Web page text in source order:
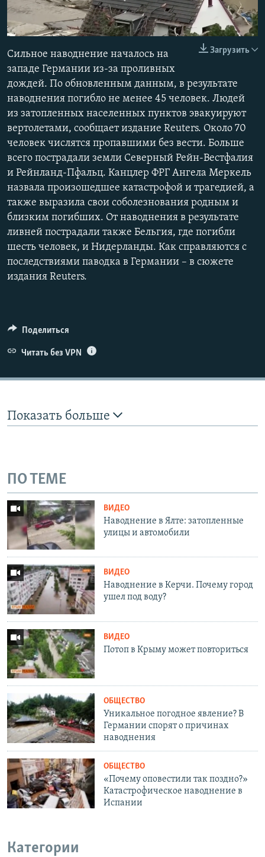
ПОБЕДИТЕЛЕЙ НЕ СУДЯТ?
КРЫМ.НЕПОКОРЕННЫЙ
ELIFBE
УКРАИНСКАЯ ПРОБЛЕМА КРЫМА
ПРИСОЕДИНЯЙТЕСЬ!
Все сайты RFE/RL 480p
1080p
Auto
360p
720p
Загрузить
Сильное наводнение началось на
западе Германии из-за проливных
дождей. По обновленным данным, в результате
наводнения погибло не менее 45 человек. Людей
из затопленных населенных пунктов эвакуируют
вертолетами, сообщает издание Reuters. Около 70
человек числятся пропавшими без вести. Больше
всего пострадали земли Северный Рейн-Вестфалия
и Рейнланд-Пфальц. Канцлер ФРГ Ангела Меркель
назвала произошедшее катастрофой и трагедией, а
также выразила свои соболезнования родным и
близким погибших. От наводнения в результате
ливней пострадали также Бельгия, где погибли
шесть человек, и Нидерланды. Как справляются с
последствиями паводка в Германии – в сюжете
издания Reuters.
Поделиться
Читать без VPN
Показать больше
ПО ТЕМЕ
ВИДЕО
Наводнение в Ялте: затопленные
улицы и автомобили
ВИДЕО
Наводнение в Керчи. Почему город
ушел под воду?
ВИДЕО
Потоп в Крыму может повториться
ОБЩЕСТВО
Уникальное погодное явление? В
Германии спорят о причинах
наводнения
ОБЩЕСТВО
«Почему оповестили так поздно?»
Катастрофическое наводнение в
Испании
Категории